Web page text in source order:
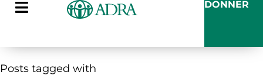
DONNER
Posts tagged with